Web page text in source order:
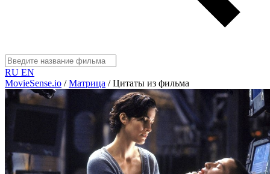
RU EN
MovieSense.io / Матрица / Цитаты из фильма